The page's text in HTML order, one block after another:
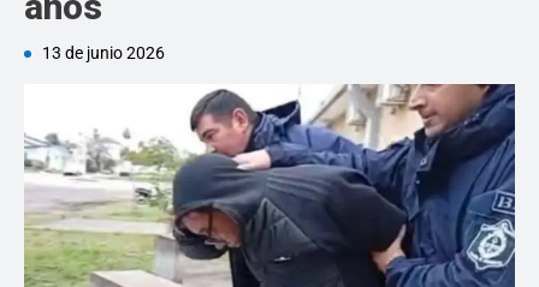
13 de junio 2026